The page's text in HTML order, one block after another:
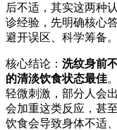
后不适，其实这两种
诊经验，先明确核心
避开误区、科学筹备。
核心结论： 洗纹身前
的清淡饮食状态最佳
轻微刺激，部分人会
会加重这类反应，甚
饮食会导致身体不适